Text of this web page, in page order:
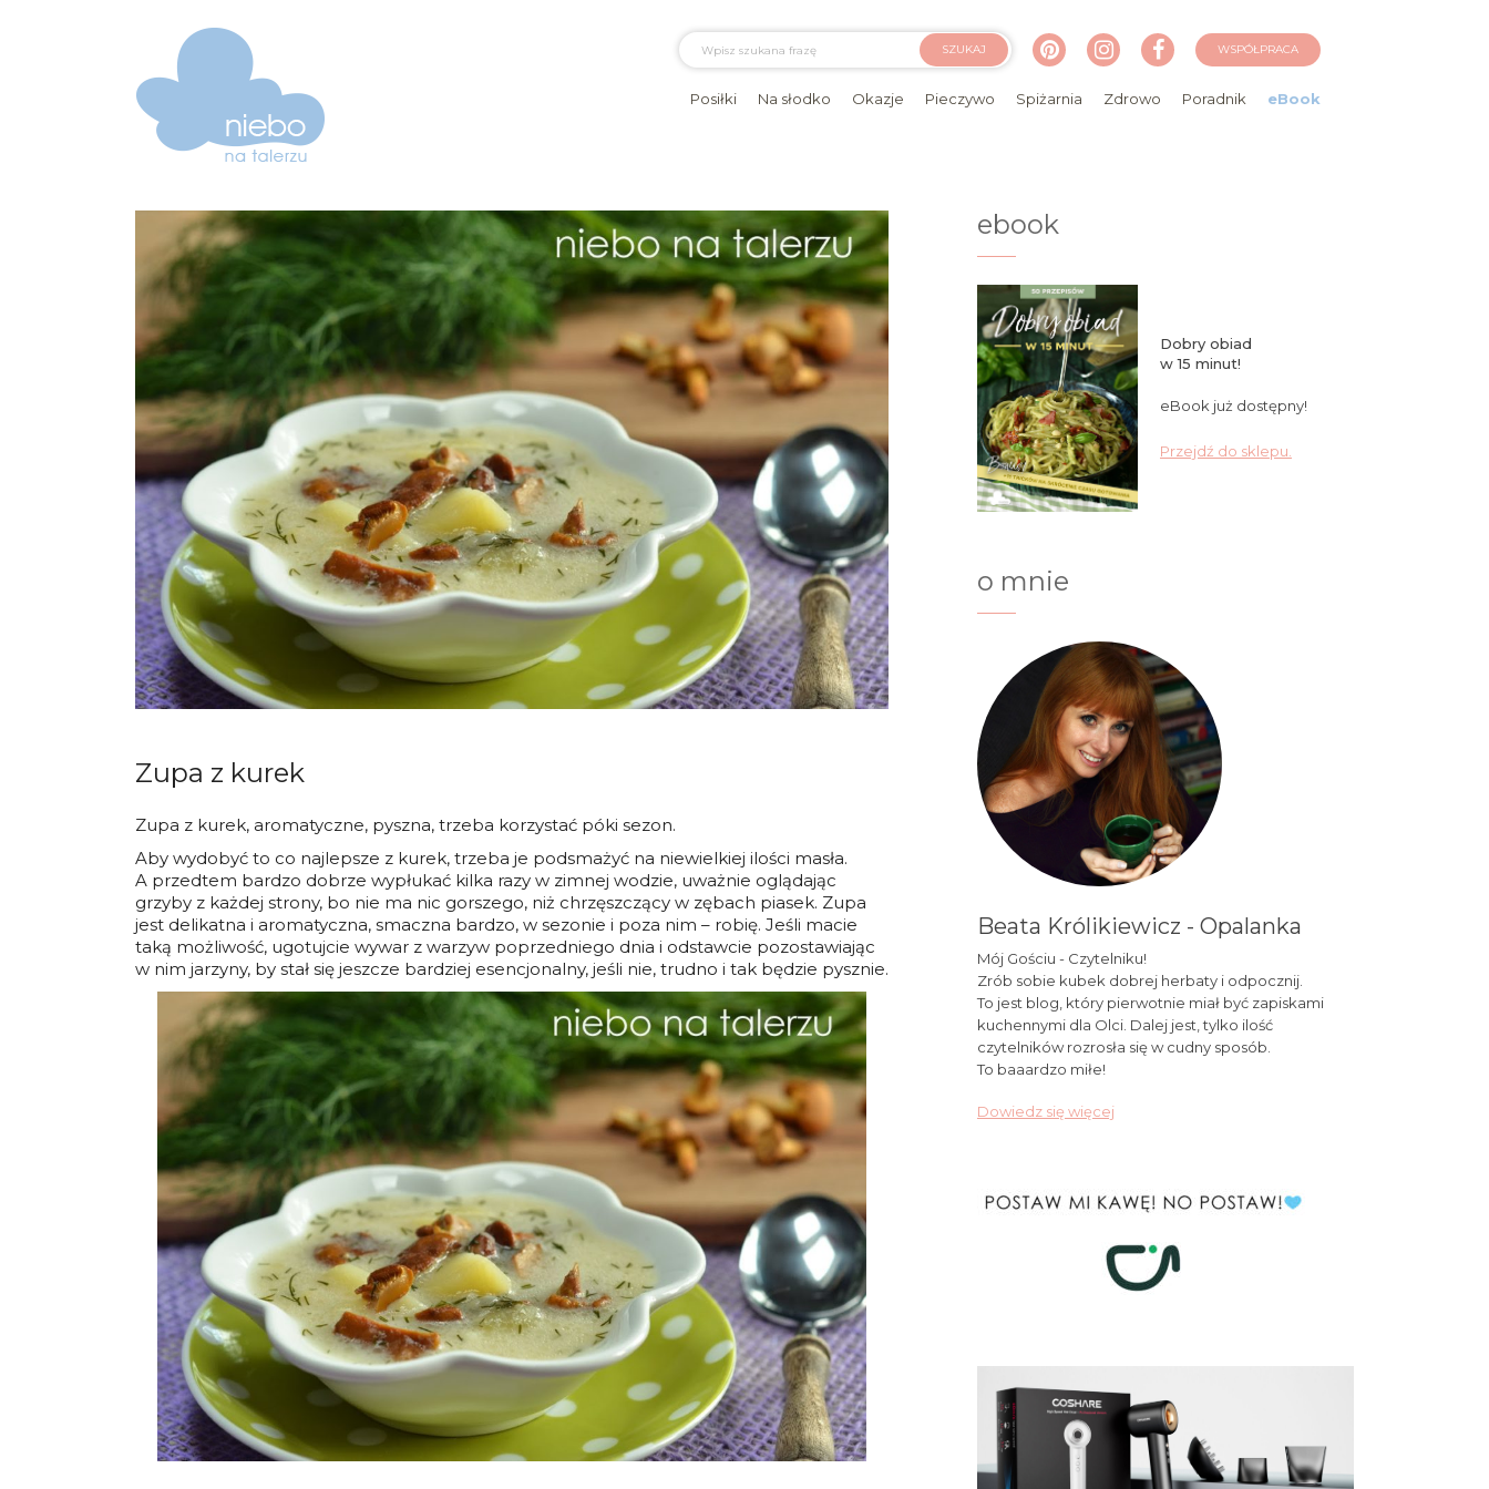
SZUKAJ WSPÓŁPRACA
Posiłki Na słodko Okazje Pieczywo Spiżarnia Zdrowo Poradnik eBook
Zupa z kurek
Zupa z kurek, aromatyczne, pyszna, trzeba korzystać póki sezon.
Aby wydobyć to co najlepsze z kurek, trzeba je podsmażyć na niewielkiej ilości masła.
A przedtem bardzo dobrze wypłukać kilka razy w zimnej wodzie, uważnie oglądając
grzyby z każdej strony, bo nie ma nic gorszego, niż chrzęszczący w zębach piasek. Zupa
jest delikatna i aromatyczna, smaczna bardzo, w sezonie i poza nim – robię. Jeśli macie
taką możliwość, ugotujcie wywar z warzyw poprzedniego dnia i odstawcie pozostawiając
w nim jarzyny, by stał się jeszcze bardziej esencjonalny, jeśli nie, trudno i tak będzie pysznie.
ebook
Dobry obiad
w 15 minut!
eBook już dostępny!
Przejdź do sklepu.
o mnie
Beata Królikiewicz - Opalanka
Mój Gościu - Czytelniku!
Zrób sobie kubek dobrej herbaty i odpocznij.
To jest blog, który pierwotnie miał być zapiskami
kuchennymi dla Olci. Dalej jest, tylko ilość
czytelników rozrosła się w cudny sposób.
To baaardzo miłe!
Dowiedz się więcej